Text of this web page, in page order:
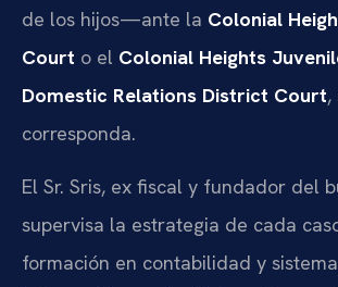
de los hijos—ante la Colonial
Court o el Colonial Heights
Domestic Relations District Court,
corresponda.
El Sr. Sris, ex fiscal y fundador del
supervisa la estrategia de cada
formación en contabilidad y